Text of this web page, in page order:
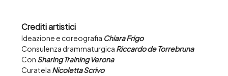
Crediti artistici
Ideazione e coreografia Chiara Frigo
Consulenza drammaturgica Riccardo de Torrebruna
Con Sharing Training Verona
Curatela Nicoletta Scrivo